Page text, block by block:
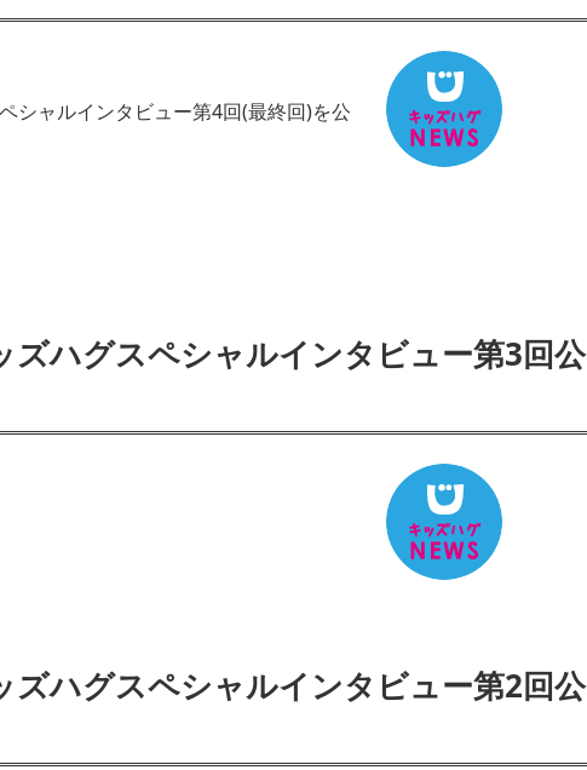
シャルインタビュー第4回(最終回)を公
ズハグスペシャルインタビュー第3回公
ズハグスペシャルインタビュー第2回公